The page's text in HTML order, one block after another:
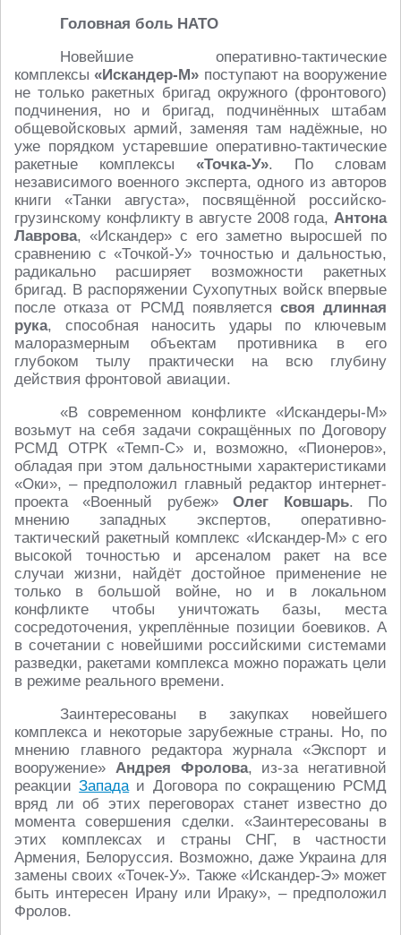
Головная боль НАТО
Новейшие оперативно-тактические
комплексы«Искандер-М» поступают на вооружение
не только ракетных бригад окружного (фронтового)
подчинения, но и бригад, подчинённых штабам
общевойсковых армий, заменяя там надёжные, но
уже порядком устаревшие оперативно-тактические
ракетные комплексы «Точка-У». По словам
независимого военного эксперта, одного из авторов
книги «Танки августа», посвящённой российско-
грузинскому конфликту в августе 2008 года, Антона
Лаврова, «Искандер» с его заметно выросшей по
сравнению с «Точкой-У» точностью и дальностью,
радикально расширяет возможности ракетных
бригад. В распоряжении Сухопутных войск впервые
после отказа от РСМД появляется своя длинная
рука, способная наносить удары по ключевым
малоразмерным объектам противника в его
глубоком тылу практически на всю глубину
действия фронтовой авиации.
«В современном конфликте «Искандеры-М»
возьмут на себя задачи сокращённых по Договору
РСМД ОТРК «Темп-С» и, возможно, «Пионеров»,
обладая при этом дальностными характеристиками
«Оки», – предположил главный редактор интернет-
проекта «Военный рубеж»Олег Ковшарь. По
мнению западных экспертов, оперативно-
тактический ракетный комплекс «Искандер-М» с его
высокой точностью и арсеналом ракет на все
случаи жизни, найдёт достойное применение не
только в большой войне, но и в локальном
конфликте чтобы уничтожать базы, места
сосредоточения, укреплённые позиции боевиков. А
в сочетании с новейшими российскими системами
разведки, ракетами комплекса можно поражать цели
в режиме реального времени.
Заинтересованы в закупках новейшего
комплекса и некоторые зарубежные страны. Но, по
мнению главного редактора журнала «Экспорт и
вооружение» Андрея Фролова, из-за негативной
реакцииЗападаи Договора по сокращению РСМД
вряд ли об этих переговорах станет известно до
момента совершения сделки. «Заинтересованы в
этих комплексах и страны СНГ, в частности
Армения, Белоруссия. Возможно, даже Украина для
замены своих «Точек-У». Также «Искандер-Э» может
быть интересен Ирану или Ираку», – предположил
Фролов.